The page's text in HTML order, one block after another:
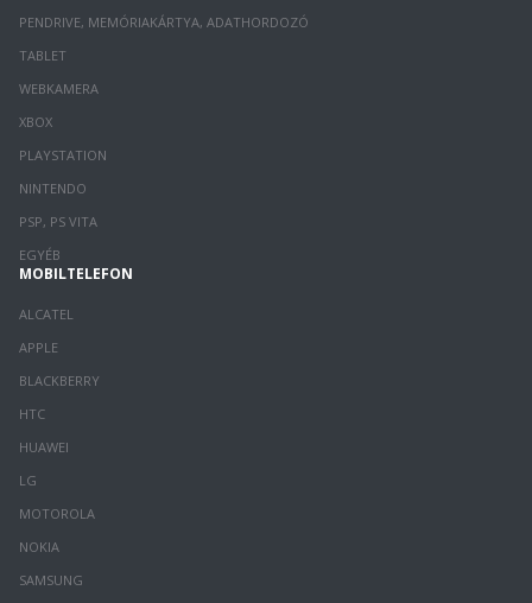
PENDRIVE, MEMÓRIAKÁRTYA, ADATHORDOZÓ
TABLET
WEBKAMERA
XBOX
PLAYSTATION
NINTENDO
PSP, PS VITA
EGYÉB
MOBILTELEFON
ALCATEL
APPLE
BLACKBERRY
HTC
HUAWEI
LG
MOTOROLA
NOKIA
SAMSUNG